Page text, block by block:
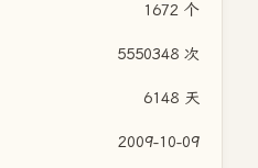
1672 个
5550348 次
6148 天
2009-10-09